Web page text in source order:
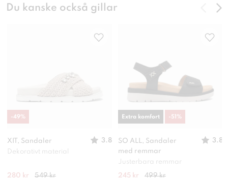
Du kanske också gillar
XIT, Sandaler
3.8
Dekorativt material
280 kr 549 kr
-49%
SO ALL, Sandaler
med remmar
3.8
Justerbara remmar
245 kr 499 kr
Extra komfort -51 %